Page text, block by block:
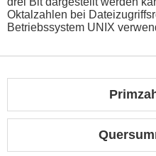
Oktalzahlen bei
Betriebssystem UNIX